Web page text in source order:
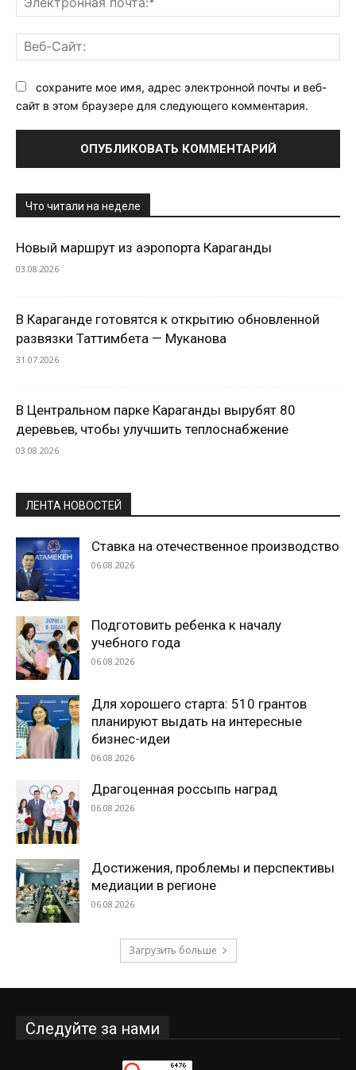
сохраните мое имя, адрес электронной почты и веб-
сайт в этом браузере для следующего комментария.
Что читали на неделе
Новый маршрут из аэропорта Караганды
03.08.2026
В Караганде готовятся к открытию обновленной
развязки Таттимбета — Муканова
31.07.2026
В Центральном парке Караганды вырубят 80
деревьев, чтобы улучшить теплоснабжение
03.08.2026
ЛЕНТА НОВОСТЕЙ
Ставка на отечественное производство
06.08.2026
Подготовить ребенка к началу
учебного года
06.08.2026
Для хорошего старта: 510 грантов
планируют выдать на интересные
бизнес-идеи
06.08.2026
Драгоценная россыпь наград
06.08.2026
Достижения, проблемы и перспективы
медиации в регионе
06.08.2026
Загрузить больше
Следуйте за нами